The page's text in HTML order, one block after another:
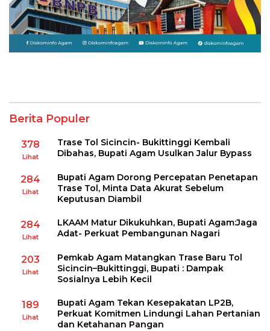
Berita Populer
378
Lihat
Trase Tol Sicincin- Bukittinggi Kembali
Dibahas, Bupati Agam Usulkan Jalur Bypass
284
Lihat
Bupati Agam Dorong Percepatan Penetapan
Trase Tol, Minta Data Akurat Sebelum
Keputusan Diambil
284
Lihat
LKAAM Matur Dikukuhkan, Bupati Agam:Jaga
Adat- Perkuat Pembangunan Nagari
203
Lihat
Pemkab Agam Matangkan Trase Baru Tol
Sicincin–Bukittinggi, Bupati : Dampak
Sosialnya Lebih Kecil
189
Lihat
Bupati Agam Tekan Kesepakatan LP2B,
Perkuat Komitmen Lindungi Lahan Pertanian
dan Ketahanan Pangan